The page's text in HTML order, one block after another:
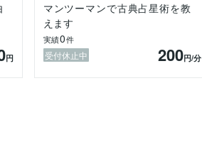
円
マンツーマンで古典占星術を教
えます
実績0件
受付休止中 200円/分